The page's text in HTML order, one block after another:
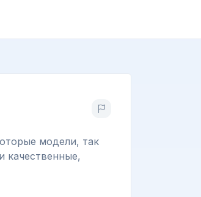
модели, так
качественные,